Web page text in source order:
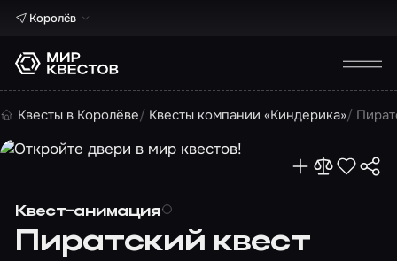
Королёв
Квесты в Королёве Квесты компании «Киндерика»
Квест-анимация
Пиратский квест